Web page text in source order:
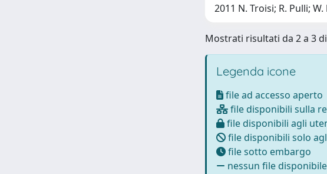
2011 N. Troisi; R. Pulli;
Mostrati risultati da 2 a 3
Legenda icone
file ad accesso aperto
file disponibili sulla
file disponibili agli
file disponibili solo
file sotto embargo
nessun file disponibile